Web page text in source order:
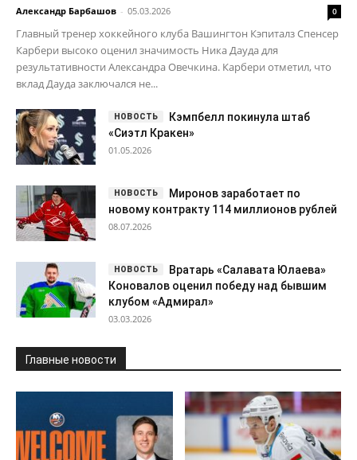
Александр Барбашов - 05.03.2026 0
Главный тренер хоккейного клуба Вашингтон Кэпиталз Спенсер
Карбери высоко оценил значимость Ника Дауда для
результативности Александра Овечкина. Карбери отметил, что
вклад Дауда заключался не...
Кэмпбелл покинула штаб
«Сиэтл Кракен»
01.05.2026
Миронов заработает по
новому контракту 114 миллионов рублей
08.07.2026
Вратарь «Салавата Юлаева»
Коновалов оценил победу над бывшим
клубом «Адмирал»
03.03.2026
Главные новости